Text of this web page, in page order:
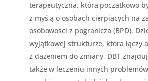
terapeutyczna, która początkowo
z myślą o osobach cierpiących na
osobowości z pogranicza (BPD).
wyjątkowej strukturze, która łączy
z dążeniem do zmiany, DBT
także w leczeniu innych